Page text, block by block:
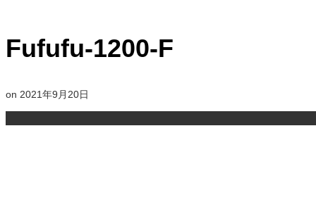
Fufufu-1200-F
on 2021年9月20日